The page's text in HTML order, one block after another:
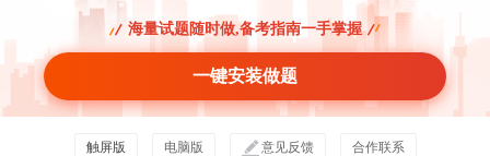
海量试题随时做,备考指南一手掌握
一键安装做题
触屏版 电脑版 意见反馈 合作联系